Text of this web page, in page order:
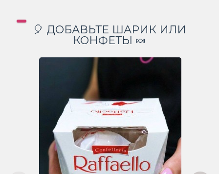
🎈 ДОБАВЬТЕ ШАРИК ИЛИ
КОНФЕТЫ 🍬